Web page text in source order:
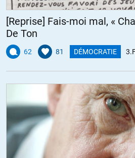
alors je ne suis pas loin de penser
+4 ALERTER
Sommaire comme réponse, on dirait du
que je fasse? » (ndlr: Rien, disparaissez
Au minimum, un peu de recul contre ce
d’incompétence de Valérie Pécresse.
+6 ALERTER
[Reprise] Fais-moi mal, «
De Ton
62 81 DÉMOCRATIE